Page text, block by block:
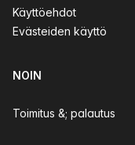
Käyttöehdot
Evästeiden käyttö
NOIN
Toimitus &; palautus